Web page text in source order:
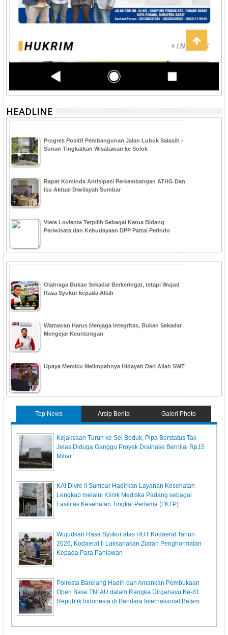
HEADLINE
Progres Positif Pembangunan Jalan Lubuk Salasih -
Surian Tingkatkan Wisatawan ke Solok
Rapat Kominda Antisipasi Perkembangan ATHG Dan
Isu Aktual Diwilayah Sumbar
Viera Lovienta Terpilih Sebagai Ketua Bidang
Pariwisata dan Kebudayaan DPP Partai Perindo
Olahraga Bukan Sekadar Berkeringat, tetapi Wujud
Rasa Syukur kepada Allah
Wartawan Harus Menjaga Integritas, Bukan Sekadar
Mengejar Keuntungan
Upaya Memicu Melimpahnya Hidayah Dari Allah SWT
Top News Arsip Berita Galeri Photo
Kejaksaan Turun ke Sei Beduk, Pipa Berstatus Tak
Jelas Diduga Ganggu Proyek Drainase Bernilai Rp15
Miliar
KAI Divre II Sumbar Hadirkan Layanan Kesehatan
Lengkap melalui Klinik Mediska Padang sebagai
Fasilitas Kesehatan Tingkat Pertama (FKTP)
Wujudkan Rasa Syukur atas HUT Kodaeral Tahun
2026, Kodaeral ll Laksanakan Ziarah Penghormatan
Kepada Para Pahlawan
Polresta Barelang Hadiri dan Amankan Pembukaan
Open Base TNI AU dalam Rangka Dirgahayu Ke-81
Republik Indonesia di Bandara Internasional Batam